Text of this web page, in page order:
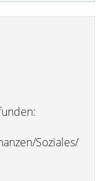
Soziales/